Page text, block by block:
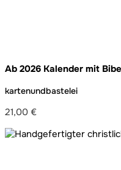
Ab 2026 Kalender mit
kartenundbastelei
21,00 €